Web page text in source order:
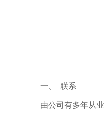
一、 联系
由公司有多年从